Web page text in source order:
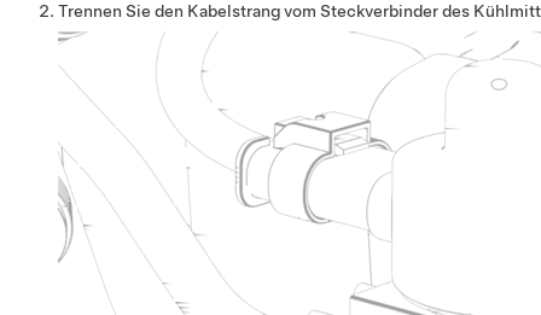
Trennen Sie den Kabelstrang vom Steckverbinder des